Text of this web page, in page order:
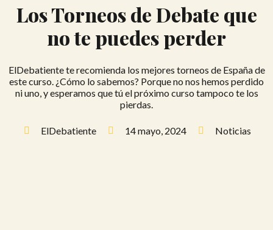
Los Torneos de Debate que
no te puedes perder
ElDebatiente te recomienda los mejores torneos de España de
este curso. ¿Cómo lo sabemos? Porque no nos hemos perdido
ni uno, y esperamos que tú el próximo curso tampoco te los
pierdas.
ElDebatiente 14 mayo, 2024 Noticias